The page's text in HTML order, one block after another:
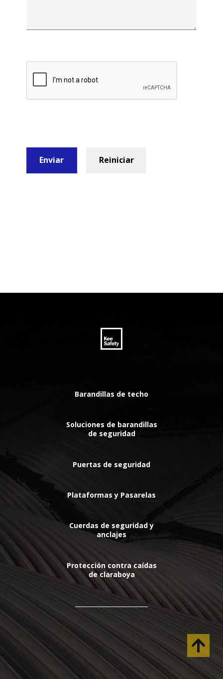
Barandillas de techo
Soluciones de barandillas
de seguridad
Puertas de seguridad
Plataformas y Pasarelas
Cuerdas de seguridad y
anclajes
Protección contra caídas
de claraboya